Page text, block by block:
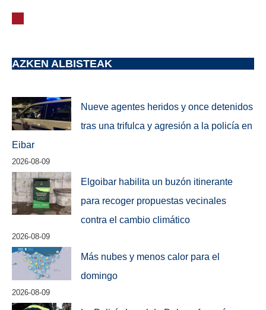
AZKEN ALBISTEAK
Nueve agentes heridos y once detenidos
tras una trifulca y agresión a la policía en
Eibar
2026-08-09
Elgoibar habilita un buzón itinerante
para recoger propuestas vecinales
contra el cambio climático
2026-08-09
Más nubes y menos calor para el
domingo
2026-08-09